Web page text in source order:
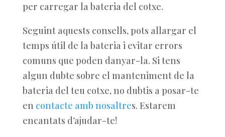
per carregar la bateria del cotxe.
Seguint aquests consells, pots allargar el
temps útil de la bateria i evitar errors
comuns que poden danyar-la. Si tens
algun dubte sobre el manteniment de la
bateria del teu cotxe, no dubtis a posar-te
en contacte amb nosaltres. Estarem
encantats d’ajudar-te!